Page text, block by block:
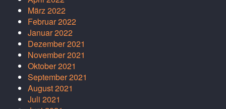
März 2022
Februar 2022
Januar 2022
Dezember 2021
November 2021
Oktober 2021
September 2021
August 2021
Juli 2021